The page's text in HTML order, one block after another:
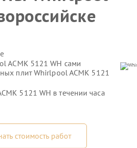
ACMK 5121 WH сами
плит Whirlpool ACMK 5121
5121 WH в течении часа
стоимость работ